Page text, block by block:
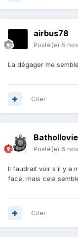
airbus78
Posté(e) 6
La dégager me
Citer
Posté(e) 6
Il faudrait voir s'il y a
face, mais cela
Citer